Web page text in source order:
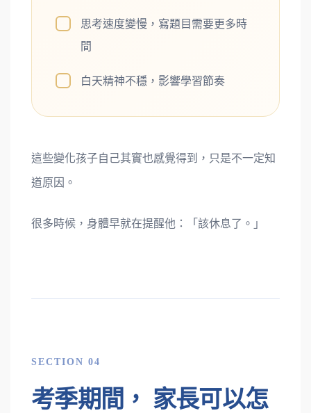
思考速度變慢，寫題目需要更多時
間
白天精神不穩，影響學習節奏
這些變化孩子自己其實也感覺得到，只是不一定知
道原因。
很多時候，身體早就在提醒他：「該休息了。」
SECTION 04
考季期間， 家長可以怎